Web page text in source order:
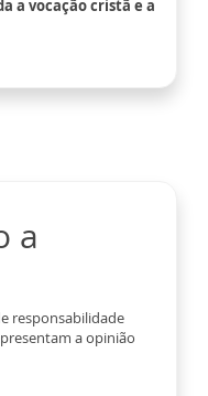
a vocação cristã e a
a
responsabilidade
a opinião